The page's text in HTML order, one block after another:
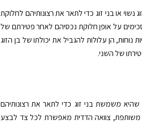
או בני זוג כדי לתאר את רצונותיהם לחלוקת
על אופן חלוקת נכסיהם לאחר פטירתם של
נוחות, הן עלולות להגביל את יכולתו של בן הזוג
של השני.
משמשת בני זוג כדי לתאר את רצונותיהם
משותפת, צוואה הדדית מאפשרת לכל צד לבצע